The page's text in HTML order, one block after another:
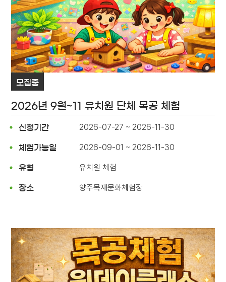
모집중
2026년 9월~11 유치원 단체 목공 체험
신청기간 2026-07-27 ~ 2026-11-30
체험가능일 2026-09-01 ~ 2026-11-30
유형 유치원 체험
장소 양주목재문화체험장